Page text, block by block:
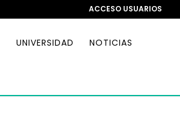
ACCESO USUARIOS
UNIVERSIDAD NOTICIAS